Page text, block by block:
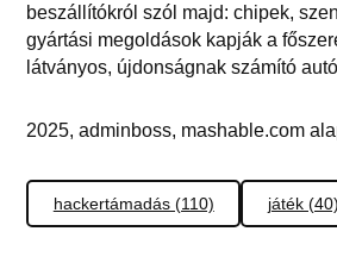
beszállítókról szól majd: chipek,
gyártási megoldások kapják a
látványos, újdonságnak számító
2025, adminboss, mashable.com
hackertámadás (110) játék (40)